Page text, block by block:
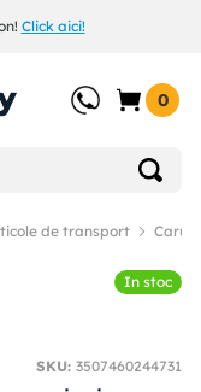
Click aici!
0
de transport
In stoc
SKU: 3507460244731